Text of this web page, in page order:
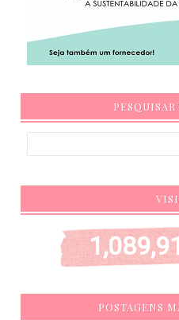
POSTAGENS